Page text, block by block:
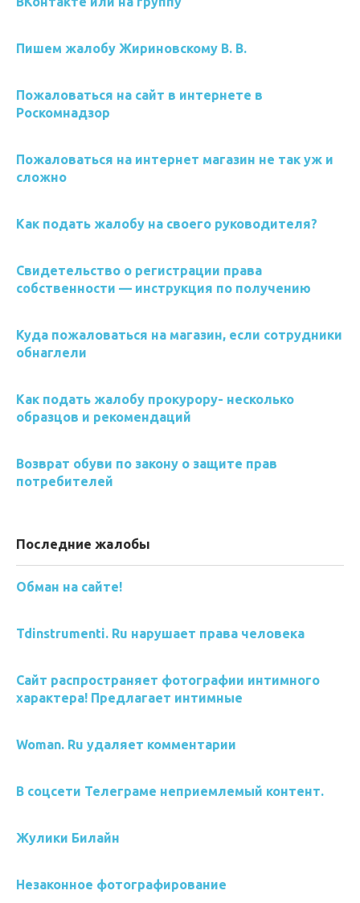
Пишем жалобу Жириновскому В. В.
Пожаловаться на сайт в интернете в
Роскомнадзор
Пожаловаться на интернет магазин не так уж и
сложно
Как подать жалобу на своего руководителя?
Свидетельство о регистрации права
собственности — инструкция по получению
Куда пожаловаться на магазин, если сотрудники
обнаглели
Как подать жалобу прокурору- несколько
образцов и рекомендаций
Возврат обуви по закону о защите прав
потребителей
Последние жалобы
Обман на сайте!
Tdinstrumenti. Ru нарушает права человека
Сайт распространяет фотографии интимного
характера! Предлагает интимные
Woman. Ru удаляет комментарии
В соцсети Телеграме неприемлемый контент.
Жулики Билайн
Незаконное фотографирование